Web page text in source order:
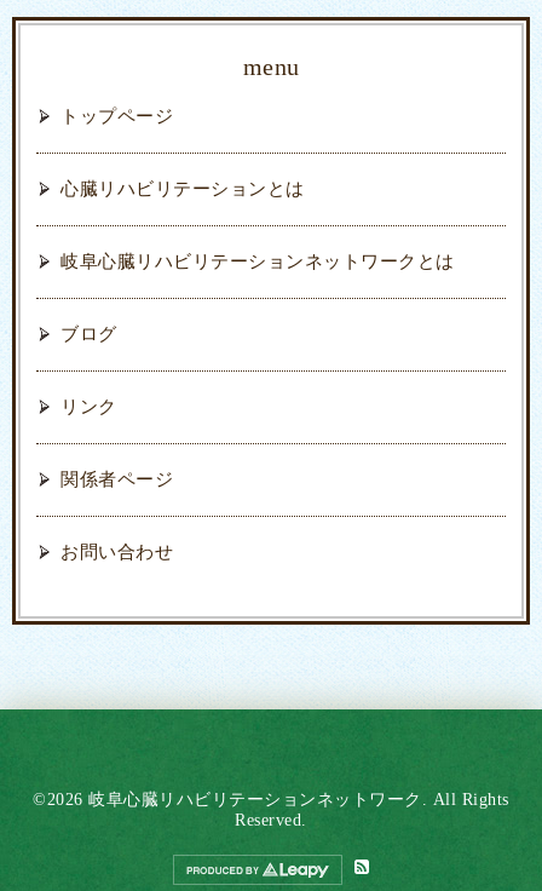
menu
トップページ
心臓リハビリテーションとは
岐阜心臓リハビリテーションネットワークとは
ブログ
リンク
関係者ページ
お問い合わせ
©2026岐阜心臓リハビリテーションネットワーク
. All Rights
Reserved.